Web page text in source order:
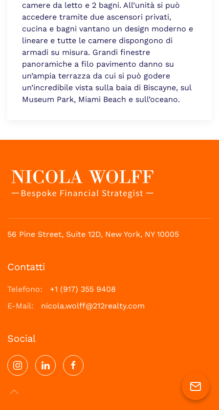
camere da letto e 2 bagni. All’unità si può
accedere tramite due ascensori privati,
cucina e bagni vantano un design moderno e
lineare e tutte le camere dispongono di
armadi su misura. Grandi finestre
panoramiche a filo pavimento danno su
un’ampia terrazza da cui si può godere
un’incredibile vista sulla baia di Biscayne, sul
Museum Park, Miami Beach e sull’oceano.
56 Pine Street, Suite 12D, New York, NY 10005
Contatti
Telefono:
+1 (917) 355 9408
E-Mail:
nicola.wolff@212realty.com
Social